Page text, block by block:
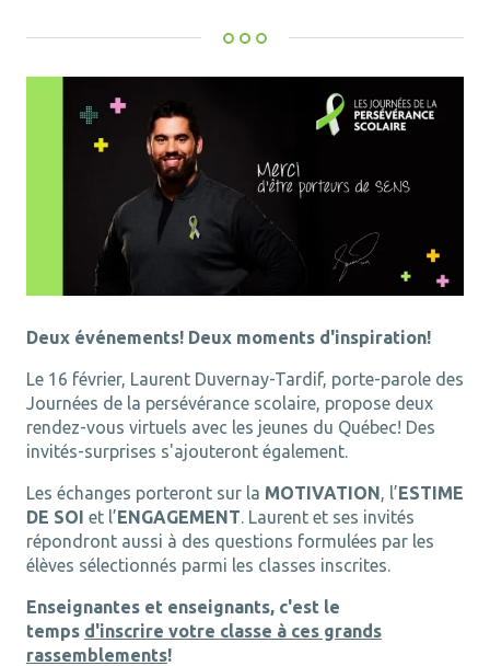
Deux événements! Deux moments d'inspiration!
Le 16 février, Laurent Duvernay-Tardif, porte-parole des
Journées de la persévérance scolaire, propose deux
rendez-vous virtuels avec les jeunes du Québec! Des
invités-surprises s'ajouteront également.
Les échanges porteront sur la MOTIVATION, l’ESTIME
DE SOI et l’ENGAGEMENT. Laurent et ses invités
répondront aussi à des questions formulées par les
élèves sélectionnés parmi les classes inscrites.
Enseignantes et enseignants, c'est le
temps d'inscrire votre classe à ces grands
rassemblements!